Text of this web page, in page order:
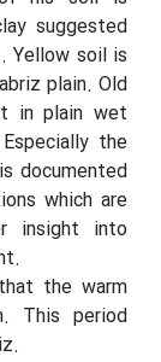
suggested
Yellow soil is
plain. Old
in plain wet
the
documented
which are
insight into
the warm
This period